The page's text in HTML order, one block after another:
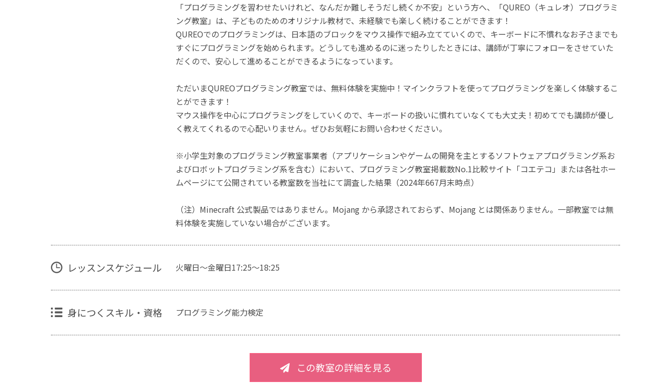
「プログラミングを習わせたいけれど、なんだか難しそうだし続くか不安」という方へ、「QUREO（キュレオ）プログラミ
ング教室」は、子どものためのオリジナル教材で、未経験でも楽しく続けることができます！
QUREOでのプログラミングは、日本語のブロックをマウス操作で組み立てていくので、キーボードに不慣れなお子さまでも
すぐにプログラミングを始められます。どうしても進めるのに迷ったりしたときには、講師が丁寧にフォローをさせていた
だくので、安心して進めることができるようになっています。
ただいまQUREOプログラミング教室では、無料体験を実施中！マインクラフトを使ってプログラミングを楽しく体験するこ
とができます！
マウス操作を中心にプログラミングをしていくので、キーボードの扱いに慣れていなくても大丈夫！初めてでも講師が優し
く教えてくれるので心配いりません。ぜひお気軽にお問い合わせください。
※小学生対象のプログラミング教室事業者（アプリケーションやゲームの開発を主とするソフトウェアプログラミング系お
よびロボットプログラミング系を含む）において、プログラミング教室掲載数No.1比較サイト「コエテコ」または各社ホー
ムページにて公開されている教室数を当社にて調査した結果（2024年667月末時点）
（注）Minecraft 公式製品ではありません。Mojang から承認されておらず、Mojang とは関係ありません。一部教室では無
料体験を実施していない場合がございます。
レッスンスケジュール 火曜日～金曜日17:25～18:25
身につくスキル・資格 プログラミング能力検定
この教室の詳細を見る